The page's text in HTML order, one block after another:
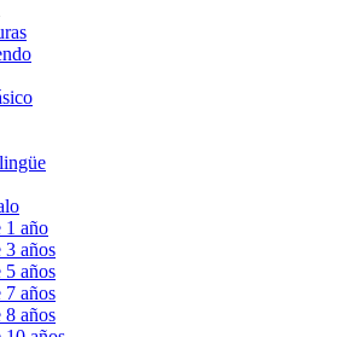
1 año
3 años
5 años
7 años
8 años